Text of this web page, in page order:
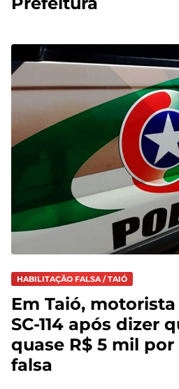
HABILITAÇÃO FALSA / TAIÓ
Em Taió,
SC-114 após dizer
quase R$ 5 mil
falsa